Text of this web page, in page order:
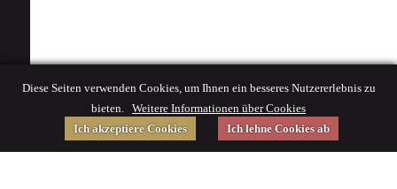
Diese Seiten verwenden Cookies, um Ihnen ein besseres Nutzererlebnis zu
bieten. Weitere Informationen über Cookies
Ich akzeptiere Cookies
Ich lehne Cookies ab